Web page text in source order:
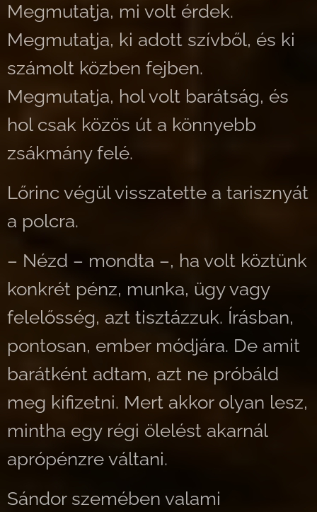
Megmutatja, mi volt érdek.
Megmutatja, ki adott szívből, és ki
számolt közben fejben.
Megmutatja, hol volt barátság, és
hol csak közös út a könnyebb
zsákmány felé.
Lőrinc végül visszatette a tarisznyát
a polcra.
– Nézd – mondta –, ha volt köztünk
konkrét pénz, munka, ügy vagy
felelősség, azt tisztázzuk. Írásban,
pontosan, ember módjára. De amit
barátként adtam, azt ne próbáld
meg kifizetni. Mert akkor olyan lesz,
mintha egy régi ölelést akarnál
aprópénzre váltani.
Sándor szemében valami